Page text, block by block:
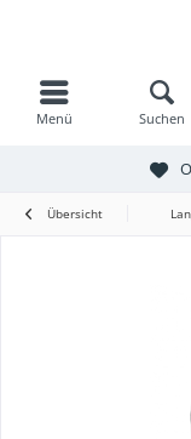
Menü Suchen
Übersicht